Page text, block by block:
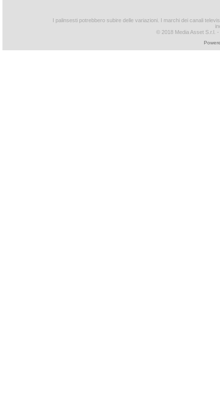
I palinsesti potrebbero subire delle variazioni. I marchi dei canali
© 2018 Media Asset S.r.l.